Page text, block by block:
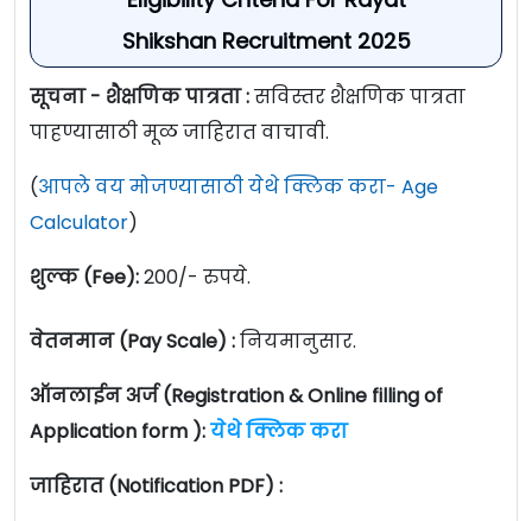
Shikshan Recruitment 2025
सूचना - शैक्षणिक पात्रता :सविस्तर शैक्षणिक पात्रता
पाहण्यासाठी मूळ जाहिरात वाचावी.
(आपले वय मोजण्यासाठी येथे क्लिक करा- Age
Calculator)
शुल्क (Fee):200/- रुपये.
वेतनमान (Pay Scale) :नियमानुसार.
ऑनलाईन अर्ज (Registration & Online filling of
Application form ):येथे क्लिक करा
जाहिरात (Notification PDF) :